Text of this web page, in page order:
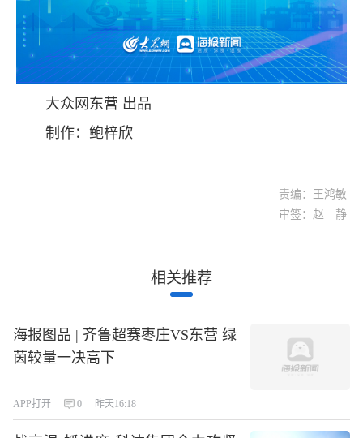
大众网东营 出品
制作：鲍梓欣
责编：王鸿敏
审签：赵 静
相关推荐
海报图品 | 齐鲁超赛枣庄VS东营 绿
茵较量一决高下
APP打开 0 昨天16:18